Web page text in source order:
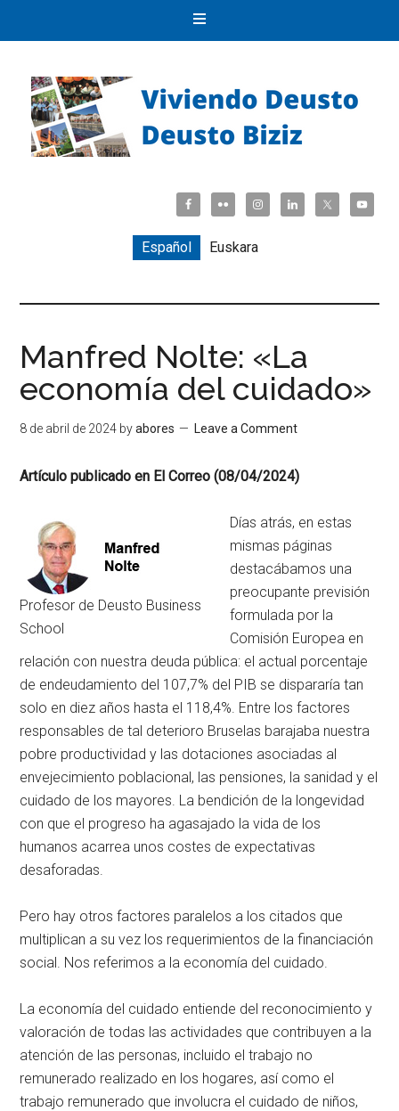
Español Euskara
Manfred Nolte: «La
economía del cuidado»
8 de abril de 2024 byabores Leave a Comment
Artículo publicado en El Correo (08/04/2024)
Profesor de Deusto Business
School
Días atrás, en estas
mismas páginas
destacábamos una
preocupante previsión
formulada por la
Comisión Europea en
relación con nuestra deuda pública: el actual porcentaje
de endeudamiento del 107,7% del PIB se dispararía tan
solo en diez años hasta el 118,4%. Entre los factores
responsables de tal deterioro Bruselas barajaba nuestra
pobre productividad y las dotaciones asociadas al
envejecimiento poblacional, las pensiones, la sanidad y el
cuidado de los mayores. La bendición de la longevidad
con que el progreso ha agasajado la vida de los
humanos acarrea unos costes de expectativas
desaforadas.
Pero hay otros factores paralelos a los citados que
multiplican a su vez los requerimientos de la financiación
social. Nos referimos a la economía del cuidado.
La economía del cuidado entiende del reconocimiento y
valoración de todas las actividades que contribuyen a la
atención de las personas, incluido el trabajo no
remunerado realizado en los hogares, así como el
trabajo remunerado que involucra el cuidado de niños,